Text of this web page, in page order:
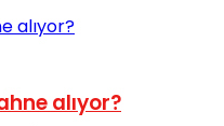
alıyor?